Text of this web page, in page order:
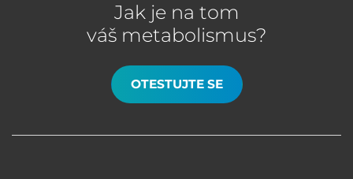
Jak je na tom
váš metabolismus?
OTESTUJTE SE